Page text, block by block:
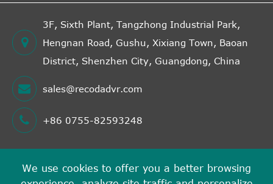
3F, Sixth Plant, Tangzhong Industrial Park,
Hengnan Road, Gushu, Xixiang Town, Baoan
District, Shenzhen City, Guangdong, China
sales@recodadvr.com
+86 0755-82593248
Urheberrecht©
We use cookies to offer you a better browsing